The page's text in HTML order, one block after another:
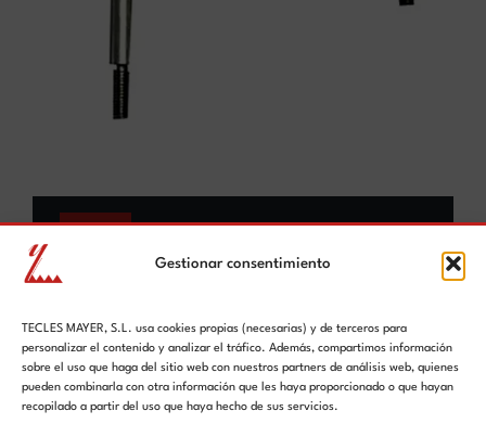
Gestionar consentimiento
TECLES MAYER, S.L. usa cookies propias (necesarias) y de terceros para
personalizar el contenido y analizar el tráfico. Además, compartimos información
sobre el uso que haga del sitio web con nuestros partners de análisis web, quienes
pueden combinarla con otra información que les haya proporcionado o que hayan
recopilado a partir del uso que haya hecho de sus servicios.
BLOG
¿Cómo son las cuchillas para
Saber más